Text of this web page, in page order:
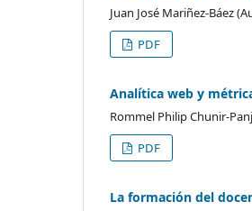
Juan José Mariñez-Báez
PDF
Analítica web y
Rommel Philip Chunir-
PDF
La formación del